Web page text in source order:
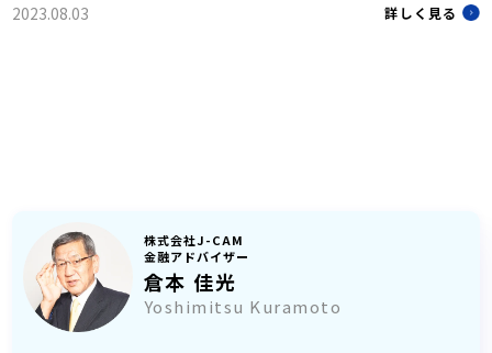
2023.08.03 詳しく見る
株式会社J-CAM
金融アドバイザー
倉本 佳光
Yoshimitsu Kuramoto